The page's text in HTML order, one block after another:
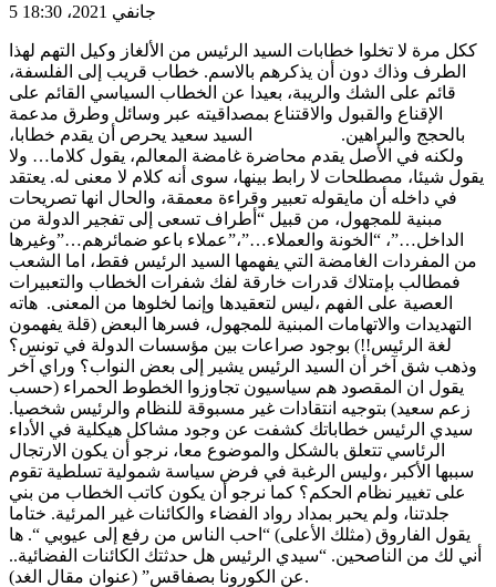
5 جانفي 2021، 18:30
ككل مرة لا تخلوا خطابات السيد الرئيس من الألغاز وكيل التهم لهذا
الطرف وذاك دون أن يذكرهم بالاسم. خطاب قريب إلى الفلسفة،
قائم على الشك والريبة، بعيدا عن الخطاب السياسي القائم على
الإقناع والقبول والاقتناع بمصداقيته عبر وسائل وطرق مدعمة
بالحجج والبراهين. السيد سعيد يحرص أن يقدم خطابا،
ولكنه في الأصل يقدم محاضرة غامضة المعالم، يقول كلاما… ولا
يقول شيئا، مصطلحات لا رابط بينها، سوى أنه كلام لا معنى له. يعتقد
في داخله أن مايقوله تعبير وقراءة معمقة، والحال انها تصريحات
مبنية للمجهول، من قبيل “أطراف تسعى إلى تفجير الدولة من
الداخل…”، “الخونة والعملاء…”،”عملاء باعو ضمائرهم…”وغيرها
من المفردات الغامضة التي يفهمها السيد الرئيس فقط، اما الشعب
فمطالب بإمتلاك قدرات خارقة لفك شفرات الخطاب والتعبيرات
العصية على الفهم ،ليس لتعقيدها وإنما لخلوها من المعنى. هاته
التهديدات والاتهامات المبنية للمجهول، فسرها البعض (قلة يفهمون
لغة الرئيس!!) بوجود صراعات بين مؤسسات الدولة في تونس؟
وذهب شق آخر أن السيد الرئيس يشير إلى بعض النواب؟ وراي آخر
يقول ان المقصود هم سياسيون تجاوزوا الخطوط الحمراء (حسب
زعم سعيد) بتوجيه انتقادات غير مسبوقة للنظام والرئيس شخصيا.
سيدي الرئيس خطاباتك كشفت عن وجود مشاكل هيكلية في الأداء
الرئاسي تتعلق بالشكل والموضوع معا، نرجو أن يكون الارتجال
سببها الأكبر ،وليس الرغبة في فرض سياسة شمولية تسلطية تقوم
على تغيير نظام الحكم؟ كما نرجو أن يكون كاتب الخطاب من بني
جلدتنا، ولم يحبر بمداد رواد الفضاء والكائنات غير المرئية. ختاما
يقول الفاروق (مثلك الأعلى) “احب الناس من رفع إلى عيوبي “. ها
أني لك من الناصحين. “سيدي الرئيس هل حدثتك الكائنات الفضائية..
عن الكورونا بصفاقس” (عنوان مقال الغد).